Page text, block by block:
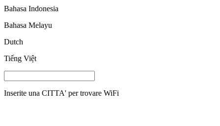
Bahasa Indonesia
Bahasa Melayu
Dutch
Tiếng Việt
Inserite una CITTA' per trovare WiFi